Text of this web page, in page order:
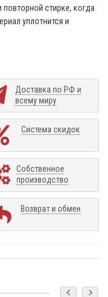
стирке, когда
уплотнится и
Доставка по РФ и
всему миру
Система скидок
Собственное
производство
Возврат и обмен